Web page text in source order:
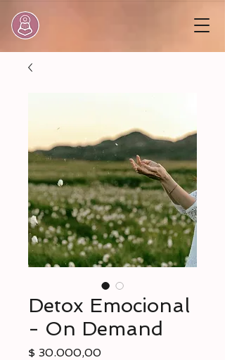
Detox Emocional
- On Demand
$ 30.000,00Precio